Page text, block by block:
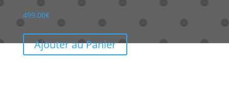
499.00€
Ajouter au Panier